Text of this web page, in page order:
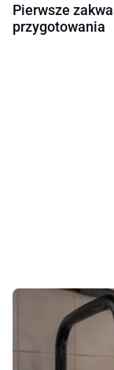
Pierwsze
przygotowania